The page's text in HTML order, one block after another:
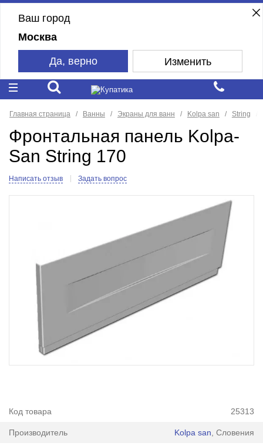
Ваш город
Москва
Да, верно Изменить
Главная страница Ванны Экраны для ванн Kolpa san String
Фронтальная панель Kolpa-
San String 170
Написать отзыв Задать вопрос
Код товара 25313
Производитель Kolpa san , Словения